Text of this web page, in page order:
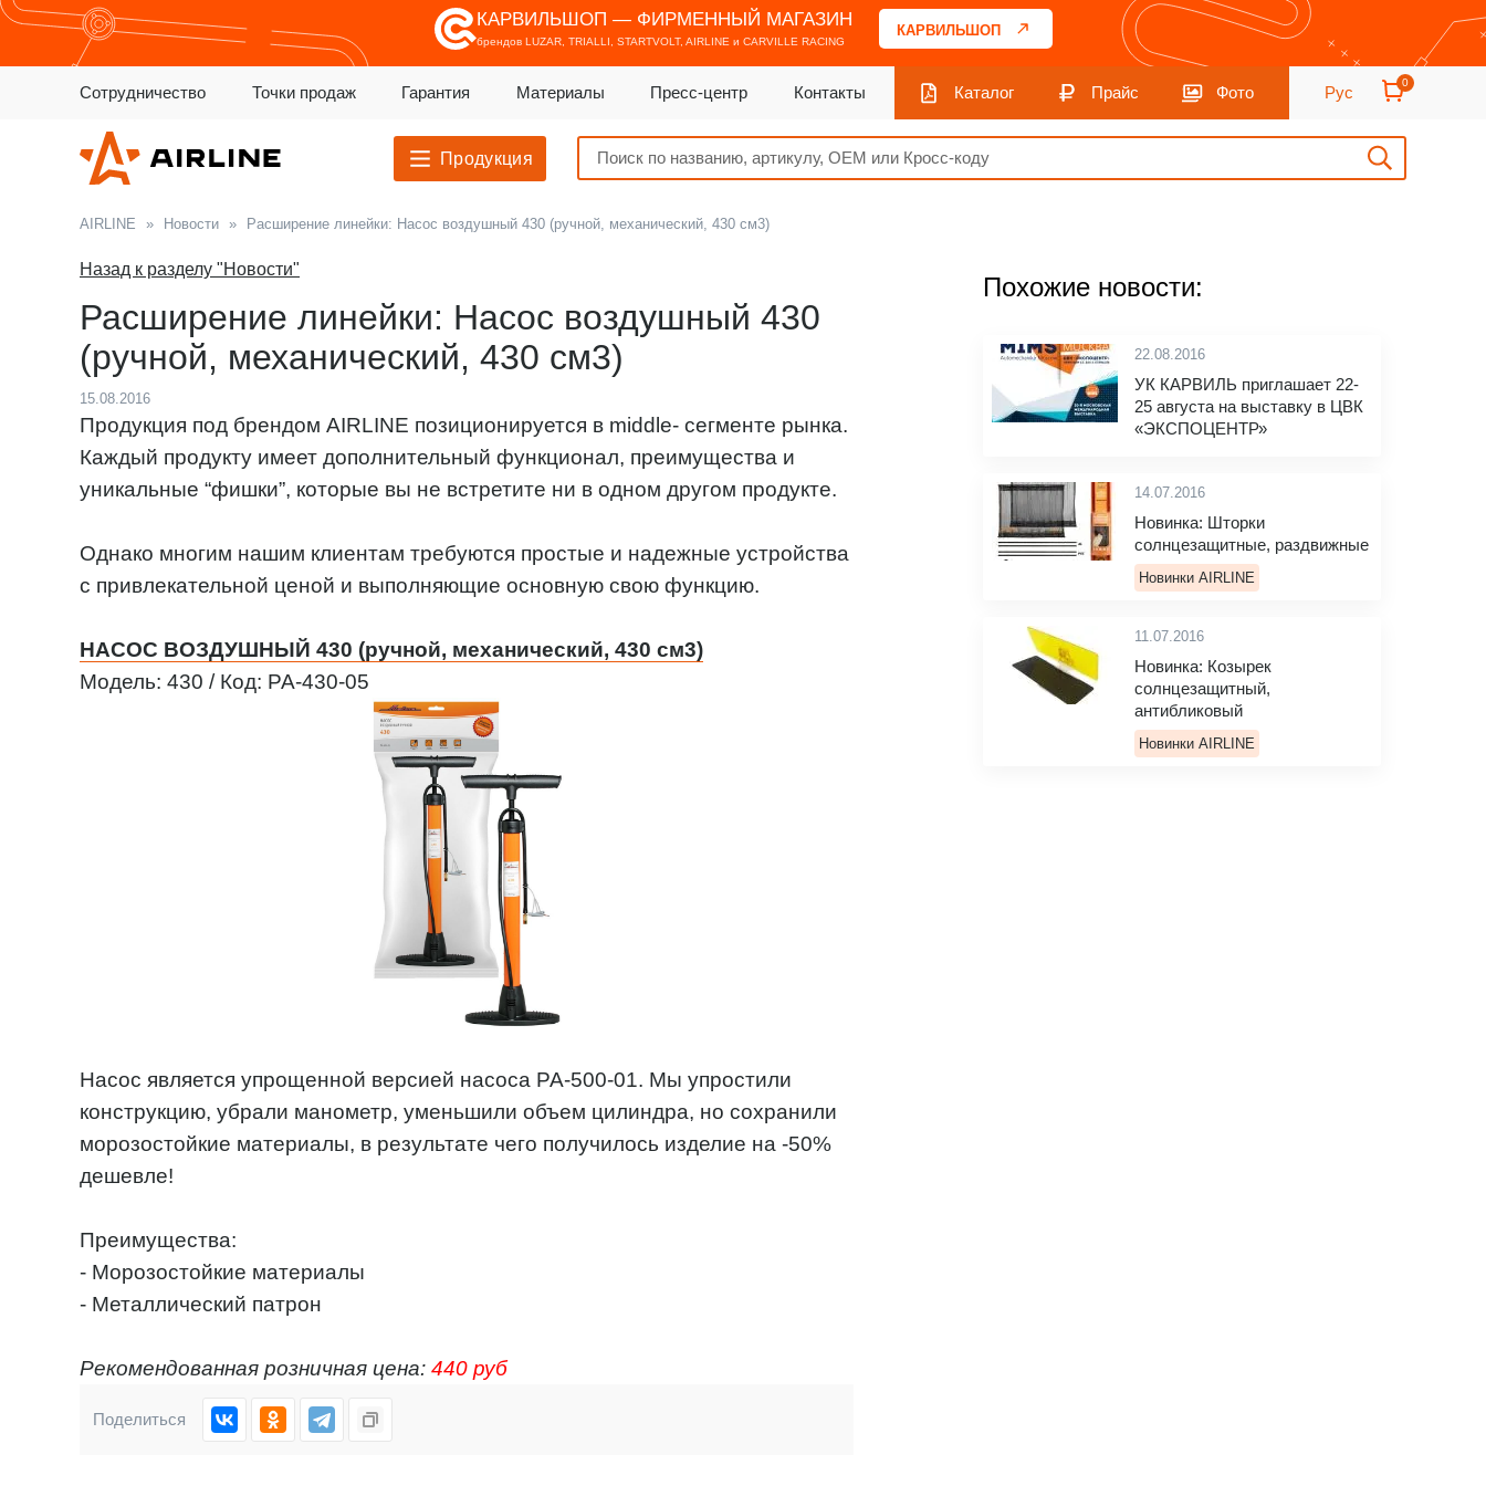
КАРВИЛЬШОП — ФИРМЕННЫЙ МАГАЗИН
брендов LUZAR, TRIALLI, STARTVOLT, AIRLINE и CARVILLE RACING
КАРВИЛЬШОП
Сотрудничество Точки продаж Гарантия Материалы Пресс-центр Контакты Каталог Прайс Фото Рус
0
Продукция
AIRLINE » Новости » Расширение линейки: Насос воздушный 430 (ручной, механический, 430 см3)
Назад к разделу "Новости"
Расширение линейки: Насос воздушный 430
(ручной, механический, 430 см3)
15.08.2016
Продукция под брендом AIRLINE позиционируется в middle- сегменте рынка.
Каждый продукту имеет дополнительный функционал, преимущества и
уникальные “фишки”, которые вы не встретите ни в одном другом продукте.
Однако многим нашим клиентам требуются простые и надежные устройства
с привлекательной ценой и выполняющие основную свою функцию.
НАСОС ВОЗДУШНЫЙ 430 (ручной, механический, 430 см3)
Модель: 430 / Код: PA-430-05
Насос является упрощенной версией насоса PA-500-01. Мы упростили
конструкцию, убрали манометр, уменьшили объем цилиндра, но сохранили
морозостойкие материалы, в результате чего получилось изделие на -50%
дешевле!
Преимущества:
- Морозостойкие материалы
- Металлический патрон
Рекомендованная розничная цена: 440 руб
Поделиться
Похожие новости:
22.08.2016
УК КАРВИЛЬ приглашает 22-
25 августа на выставку в ЦВК
«ЭКСПОЦЕНТР»
14.07.2016
Новинка: Шторки
солнцезащитные, раздвижные
Новинки AIRLINE
11.07.2016
Новинка: Козырек
солнцезащитный,
антибликовый
Новинки AIRLINE